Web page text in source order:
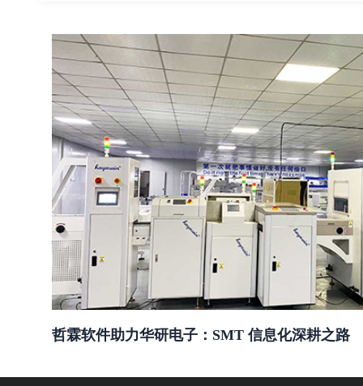
哲霖软件助力华研电子：SMT 信息化深耕之路